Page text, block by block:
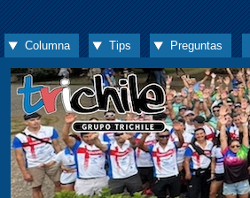
Columna Tips Preguntas